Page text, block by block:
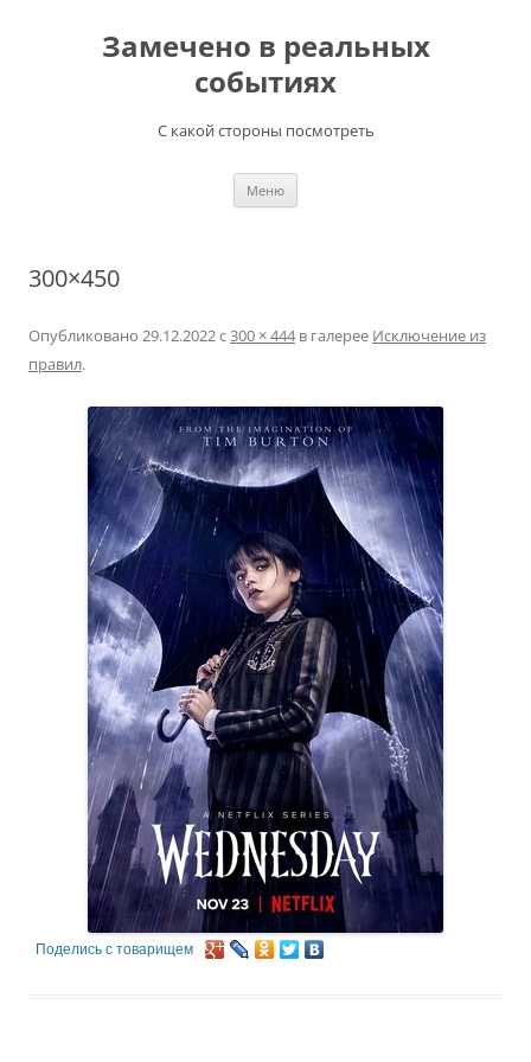
содержимомуЗамечено в реальных
событиях
С какой стороны посмотреть
Меню
300×450
Опубликовано 29.12.2022с300 × 444в галерее Исключение из
правил.
Поделись с товарищем